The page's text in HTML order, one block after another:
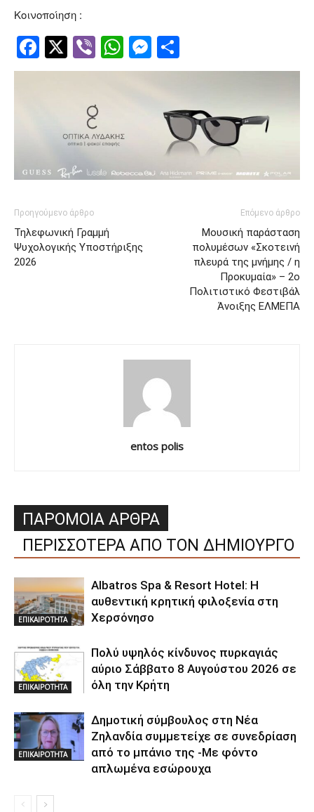
Κοινοποίηση :
Facebook
Twitter
ViberWhatsApp
Messenger
Προηγούμενο άρθρο
Τηλεφωνική Γραμμή
Ψυχολογικής Υποστήριξης
2026
Επόμενο άρθρο
Μουσική παράσταση
πολυμέσων «Σκοτεινή
πλευρά της μνήμης / η
Προκυμαία» – 2ο
Πολιτιστικό Φεστιβάλ
Άνοιξης ΕΛΜΕΠΑ
entos polis
ΠΑΡΟΜΟΙΑ ΑΡΘΡΑ
ΠΕΡΙΣΣΟΤΕΡΑ ΑΠΟ ΤΟΝ ΔΗΜΙΟΥΡΓΟ
ΕΠΙΚΑΙΡΟΤΗΤΑ
Albatros Spa & Resort Hotel: Η
αυθεντική κρητική φιλοξενία στη
Χερσόνησο
ΕΠΙΚΑΙΡΟΤΗΤΑ
Πολύ υψηλός κίνδυνος πυρκαγιάς
αύριο Σάββατο 8 Αυγούστου 2026 σε
όλη την Κρήτη
ΕΠΙΚΑΙΡΟΤΗΤΑ
Δημοτική σύμβουλος στη Νέα
Ζηλανδία συμμετείχε σε συνεδρίαση
από το μπάνιο της -Με φόντο
απλωμένα εσώρουχα